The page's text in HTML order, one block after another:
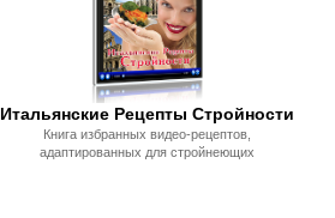
Итальянские Рецепты Стройности
Книга избранных видео-рецептов,
адаптированных для стройнеющих